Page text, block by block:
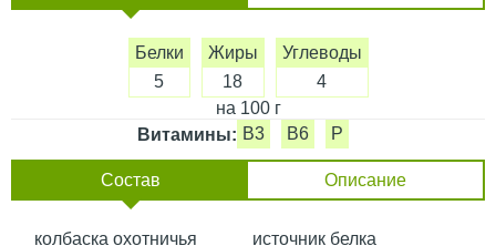
Белки
5
Жиры
18
Углеводы
4
на 100 г
Витамины: B3 B6 P
Состав Описание
колбаска охотничья источник белка